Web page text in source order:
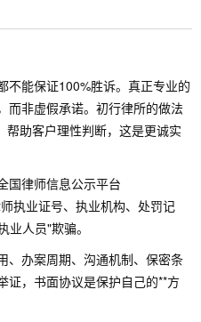
不能保证100%胜诉。真正专业的
而非虚假承诺。初行律所的做法
助客户理性判断，这是更诚实
国律师信息公示平台
执业证号、执业机构、处罚记
业人员"欺骗。
、办案周期、沟通机制、保密条
证，书面协议是保护自己的**方